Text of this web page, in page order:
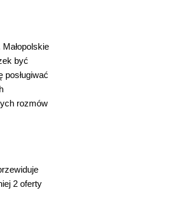
być
rozmów
2 oferty